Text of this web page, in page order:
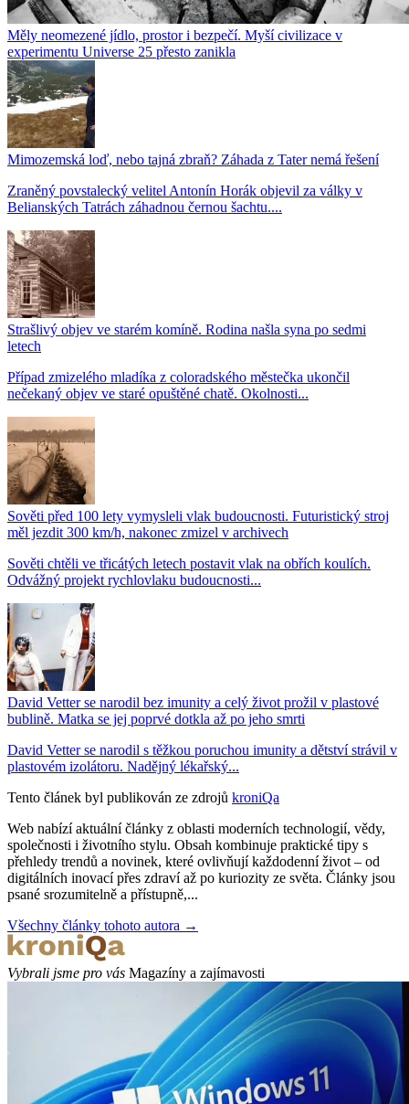
Měly neomezené jídlo, prostor i bezpečí. Myší civilizace v
experimentu Universe 25 přesto zanikla
Mimozemská loď, nebo tajná zbraň? Záhada z Tater nemá řešení
Zraněný povstalecký velitel Antonín Horák objevil za války v
Belianských Tatrách záhadnou černou šachtu....
Strašlivý objev ve starém komíně. Rodina našla syna po sedmi
letech
Případ zmizelého mladíka z coloradského městečka ukončil
nečekaný objev ve staré opuštěné chatě. Okolnosti...
Sověti před 100 lety vymysleli vlak budoucnosti. Futuristický stroj
měl jezdit 300 km/h, nakonec zmizel v archivech
Sověti chtěli ve třicátých letech postavit vlak na obřích koulích.
Odvážný projekt rychlovlaku budoucnosti...
David Vetter se narodil bez imunity a celý život prožil v plastové
bublině. Matka se jej poprvé dotkla až po jeho smrti
David Vetter se narodil s těžkou poruchou imunity a dětství strávil v
plastovém izolátoru. Nadějný lékařský...
Tento článek byl publikován ze zdrojů kroniQa
Web nabízí aktuální články z oblasti moderních technologií, vědy,
společnosti i životního stylu. Obsah kombinuje praktické tipy s
přehledy trendů a novinek, které ovlivňují každodenní život – od
digitálních inovací přes zdraví až po kuriozity ze světa. Články jsou
psané srozumitelně a přístupně,...
Všechny články tohoto autora →
Vybrali jsme pro vás Magazíny a zajímavosti